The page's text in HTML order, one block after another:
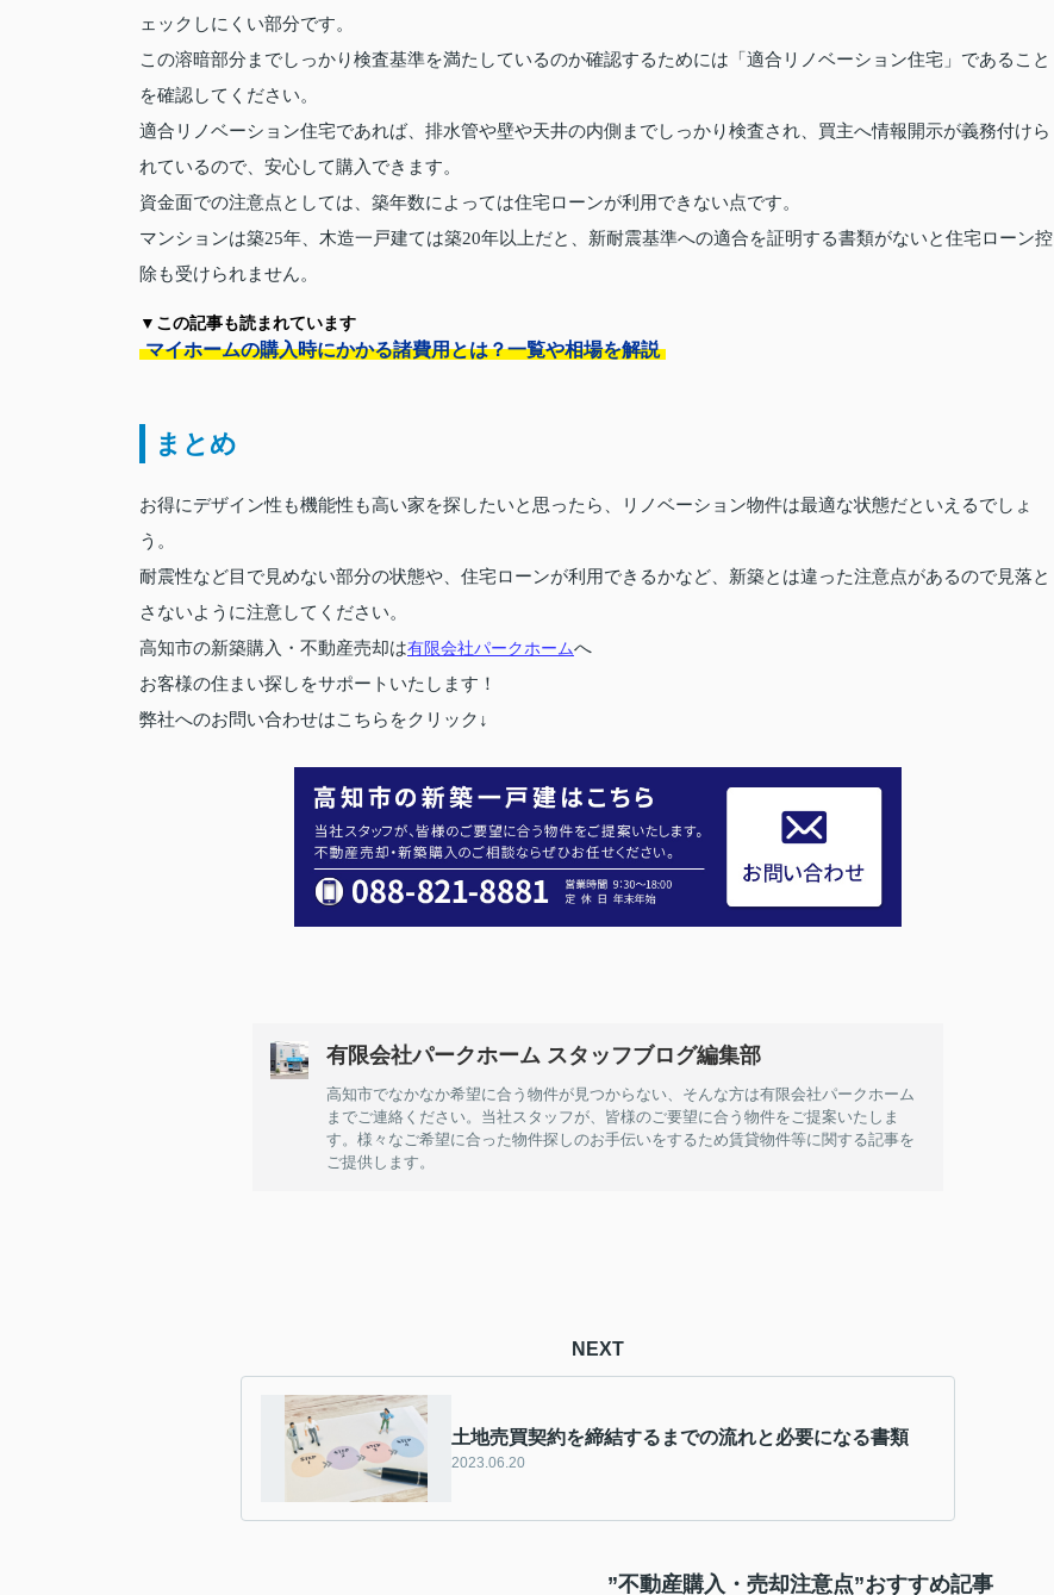
ェックしにくい部分です。
この溶暗部分までしっかり検査基準を満たしているのか確認するためには「適合リノベーション住宅」であること
を確認してください。
適合リノベーション住宅であれば、排水管や壁や天井の内側までしっかり検査され、買主へ情報開示が義務付けら
れているので、安心して購入できます。
資金面での注意点としては、築年数によっては住宅ローンが利用できない点です。
マンションは築25年、木造一戸建ては築20年以上だと、新耐震基準への適合を証明する書類がないと住宅ローン控
除も受けられません。
▼この記事も読まれています
マイホームの購入時にかかる諸費用とは？一覧や相場を解説
まとめ
お得にデザイン性も機能性も高い家を探したいと思ったら、リノベーション物件は最適な状態だといえるでしょ
う。
耐震性など目で見めない部分の状態や、住宅ローンが利用できるかなど、新築とは違った注意点があるので見落と
さないように注意してください。
高知市の新築購入・不動産売却は有限会社パークホームへ
お客様の住まい探しをサポートいたします！
弊社へのお問い合わせはこちらをクリック↓
有限会社パークホーム スタッフブログ編集部
高知市でなかなか希望に合う物件が見つからない、そんな方は有限会社パークホーム
までご連絡ください。当社スタッフが、皆様のご要望に合う物件をご提案いたしま
す。様々なご希望に合った物件探しのお手伝いをするため賃貸物件等に関する記事を
ご提供します。
NEXT
土地売買契約を締結するまでの流れと必要になる書類
2023.06.20
”不動産購入・売却注意点”おすすめ記事